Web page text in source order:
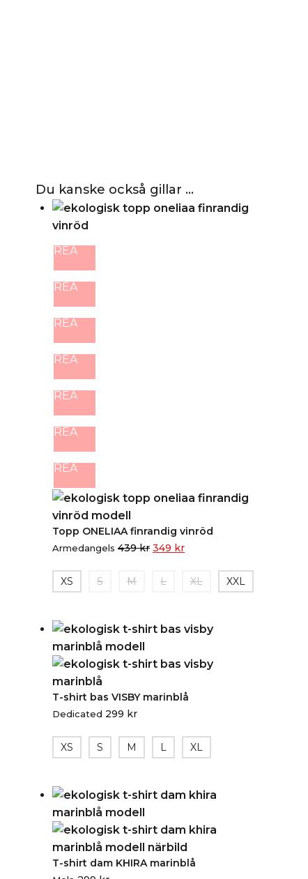
Du kanske också gillar …
REA
REA
REA
REA
REA
REA
REA
Topp ONELIAA finrandig vinröd
Armedangels 439kr 349 kr
XS S M L XL XXL
T-shirt bas VISBY marinblå
Dedicated 299 kr
XS S M L XL
T-shirt dam KHIRA marinblå